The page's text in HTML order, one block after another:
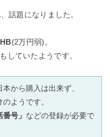
話題になりました。
(2万円弱)。
していたようです。
から購入は出来ず、
ようです。
番号」 などの登録が必要で